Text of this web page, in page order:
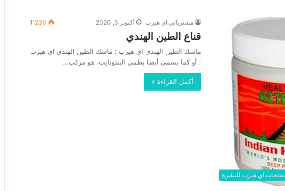
منتجات اي هيرب للبشرة
مشترياتي اي هيرب أكتوبر 3, 2020 1٬230
قناع الطين الهندي
ماسك الطين الهندي اي هيرب : ماسك الطين الهندي اي هيرب
: أو كما يسمى أيضا بطمي البنتونايت، هو مركب…
أكمل القراءة »